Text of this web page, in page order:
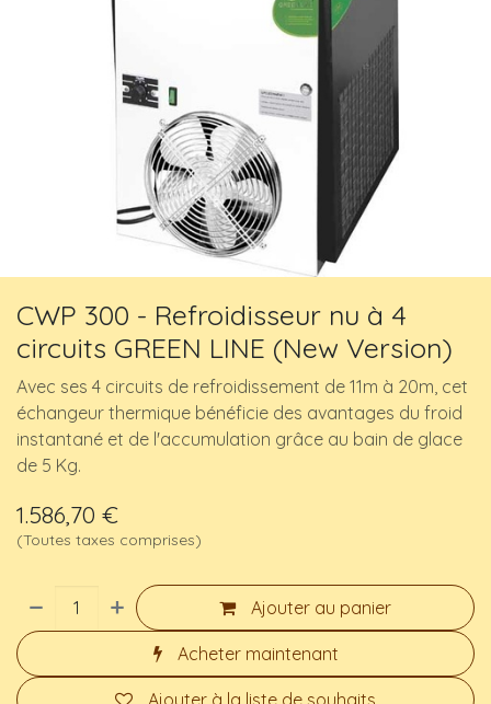
CWP 300 - Refroidisseur nu à 4
circuits GREEN LINE (New Version)
Avec ses 4 circuits de refroidissement de 11m à 20m, cet
échangeur thermique bénéficie des avantages du froid
instantané et de l'accumulation grâce au bain de glace
de 5 Kg.
1.586,70 €
(Toutes taxes comprises)
Ajouter au panier
Acheter maintenant